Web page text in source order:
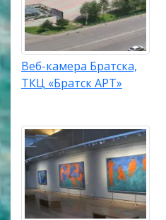
Веб-камера Братска,
ТКЦ «Братск АРТ»